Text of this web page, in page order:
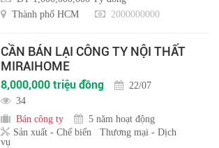
Thành phố HCM
2000000000
CẦN BÁN LẠI CÔNG TY NỘI THẤT
MIRAIHOME
8,000,000 triệu đồng
22/07
34
Bán công ty
5 năm hoạt động
Sản xuất - Chế biến
Thương mại - Dịch
vụ